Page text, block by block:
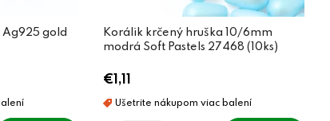
gold
Korálik krčený hruška 10/6mm
modrá Soft Pastels 27468 (10ks)
€1,11